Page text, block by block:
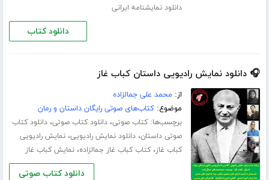
دانلود نمایشنامه ایرانی
دانلود کتاب
🎧 دانلود نمایش رادیویی داستان کباب غاز
از: محمد علی جمالزاده
موضوع:کتاب‌های صوتی رایگان داستان و رمان
برچسب‌ها:کتاب صوتی،دانلود کتاب صوتی،دانلود کتاب
صوتی داستان،دانلود نمایش رادیویی،نمایش رادیویی
کباب غاز،کتاب کباب غاز جمالزاده،نمایش کباب غاز
دانلود کتاب صوتی